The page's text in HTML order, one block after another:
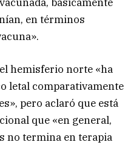
en términos
hemisferio norte «ha
letal comparativamente
pero aclaró que está
que «en general,
no termina en terapia